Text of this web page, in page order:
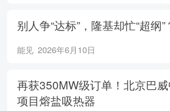
别人争“达标”，隆基却忙“超纲”
能见 2026年6月10日
再获350MW级订单！北京巴
项目熔盐吸热器